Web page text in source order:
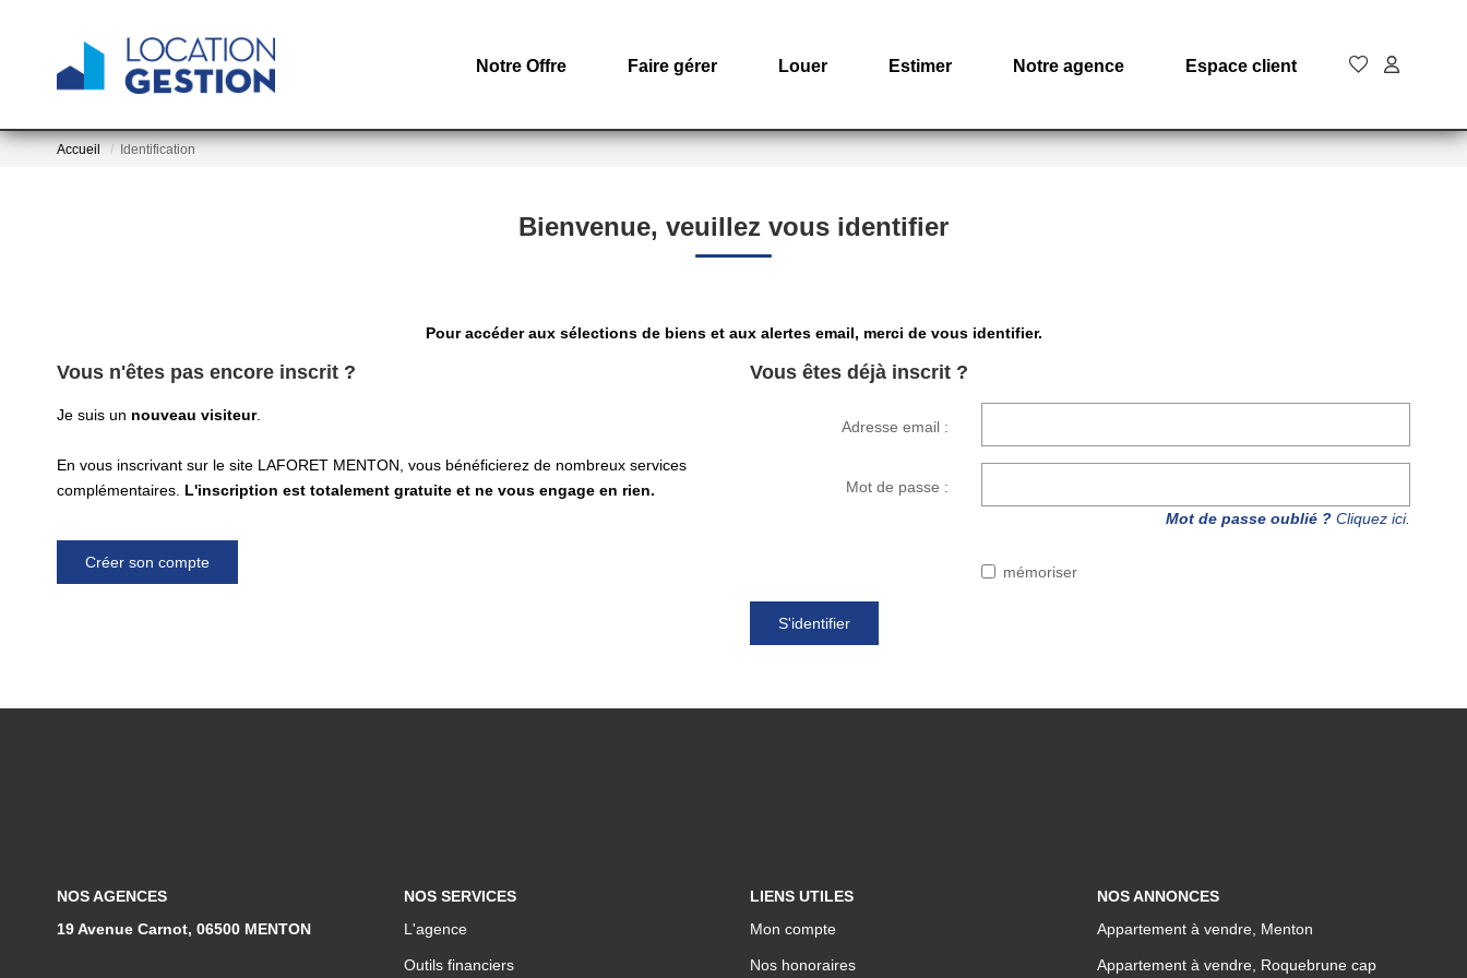
Notre Offre Faire gérer Louer Estimer Notre agence Espace client
Accueil Identification
Bienvenue, veuillez vous identifier
Pour accéder aux sélections de biens et aux alertes email, merci de vous identifier.
Vous n'êtes pas encore inscrit ?
Je suis un nouveau visiteur.
En vous inscrivant sur le site LAFORET MENTON, vous bénéficierez de nombreux services
complémentaires. L'inscription est totalement gratuite et ne vous engage en rien.
Créer son compte
Vous êtes déjà inscrit ?
Adresse email :
Mot de passe :
Mot de passe oublié ?Cliquez ici.
mémoriser
S'identifier
NOS AGENCES
19 Avenue Carnot, 06500 MENTON
NOS SERVICES
L'agence
Outils financiers
LIENS UTILES
Mon compte
Nos honoraires
NOS ANNONCES
Appartement à vendre, Menton
Appartement à vendre, Roquebrune cap